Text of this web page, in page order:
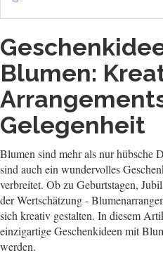
Blumen:
Gelegenheit
Blumen sind mehr als nur hübsche
sind auch ein wundervolles
verbreitet. Ob zu Geburtstagen,
der Wertschätzung -
sich kreativ gestalten. In diesem
einzigartige Geschenkideen mit
werden.